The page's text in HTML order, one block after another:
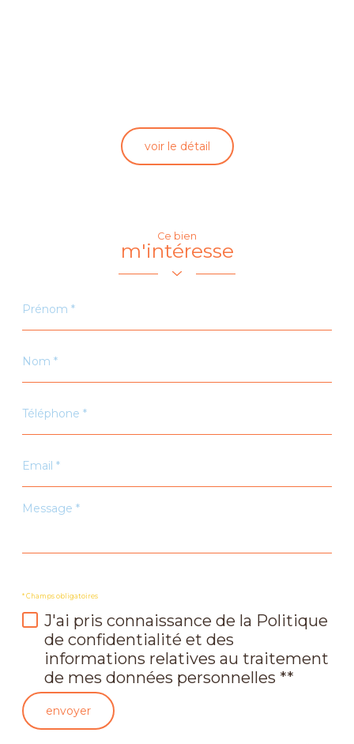
École primairevoir le détail
Ce bien
m'intéresse
*
*
*
Message
* Champs obligatoires
J'ai pris connaissance de la Politique
de confidentialité et des
informations relatives au traitement
de mes données personnelles **
envoyer